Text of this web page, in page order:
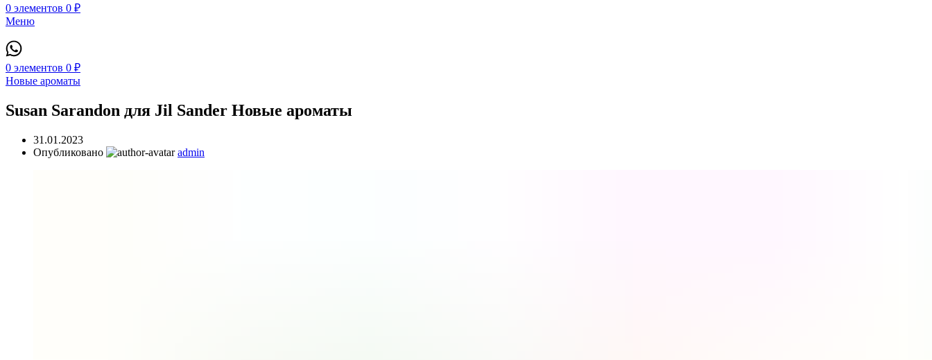
0 элементов 0 ₽
Меню
0 элементов 0 ₽
Новые ароматы
Susan Sarandon для Jil Sander Новые ароматы
31.01.2023
Опубликовано
admin